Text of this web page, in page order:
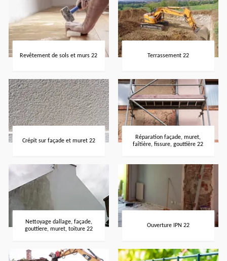
Revêtement de sols et murs 22 Terrassement 22
Crépit sur façade et muret 22
Réparation façade, muret,
faîtière, fissure, gouttière 22
Nettoyage dallage, façade,
gouttiere, muret, toiture 22
Ouverture IPN 22